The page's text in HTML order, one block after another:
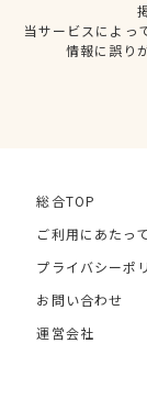
当サービスによっ
情報に誤り
総合TOP
ご利用にあたって
プライバシーポ
お問い合わせ
運営会社